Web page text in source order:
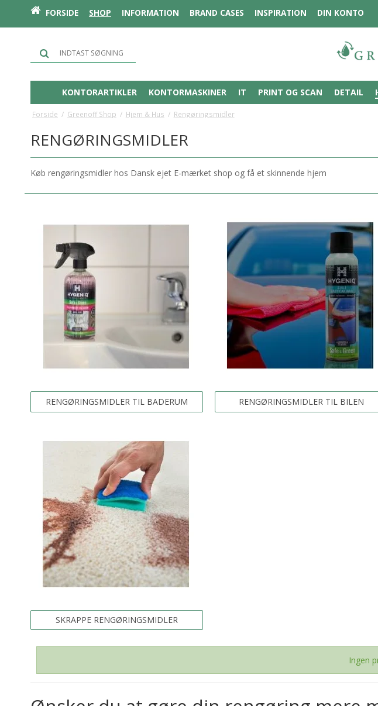
FORSIDE SHOP INFORMATION BRAND CASES INSPIRATION DIN KONTO
KONTORARTIKLER KONTORMASKINER IT PRINT OG SCAN DETAIL
Forside / Greenoff Shop / Hjem & Hus / Rengøringsmidler
RENGØRINGSMIDLER
Køb rengøringsmidler hos Dansk ejet E-mærket shop og få et skinnende hjem
RENGØRINGSMIDLER TIL BADERUM RENGØRINGSMIDLER TIL BILEN
SKRAPPE RENGØRINGSMIDLER
Ingen